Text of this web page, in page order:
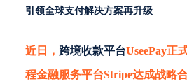
引领全球支付解决方案再升级
近日， 跨境收款平台UseePay正
程金融服务平台Stripe达成战略合